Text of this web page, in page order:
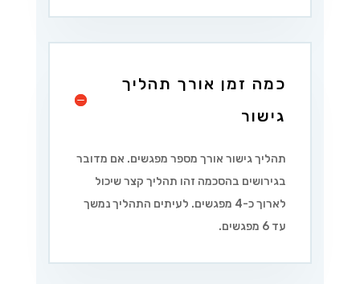
כמה זמן אורך תהליך
גישור
תהליך גישור אורך מספר מפגשים. אם מדובר
בגירושים בהסכמה זהו תהליך קצר שיכול
לארוך כ-4 מפגשים. לעיתים התהליך נמשך
עד 6 מפגשים.